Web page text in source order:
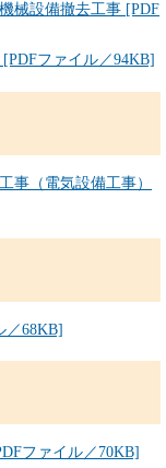
械設備撤去工事 [PDF
ファイル／94KB]
事（電気設備工事）
／68KB]
ファイル／70KB]